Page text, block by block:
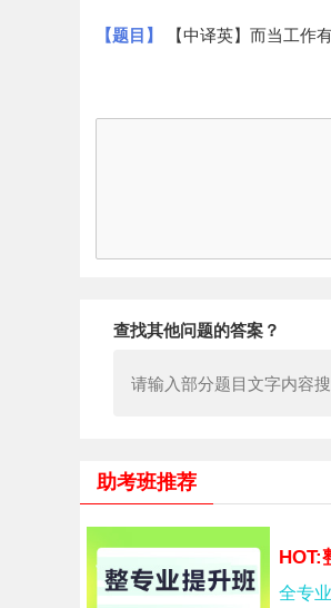
【题目】 【中译英】而当工作
查找其他问题的答案？
助考班推荐
HOT:
全专